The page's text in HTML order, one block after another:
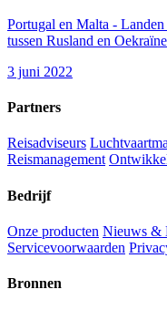
Portugal en Malta -
tussen Rusland en Oekraïne
3 juni 2022
Partners
Reisadviseurs
Reismanagement
Bedrijf
Onze producten Nieuws &
Servicevoorwaarden
Bronnen